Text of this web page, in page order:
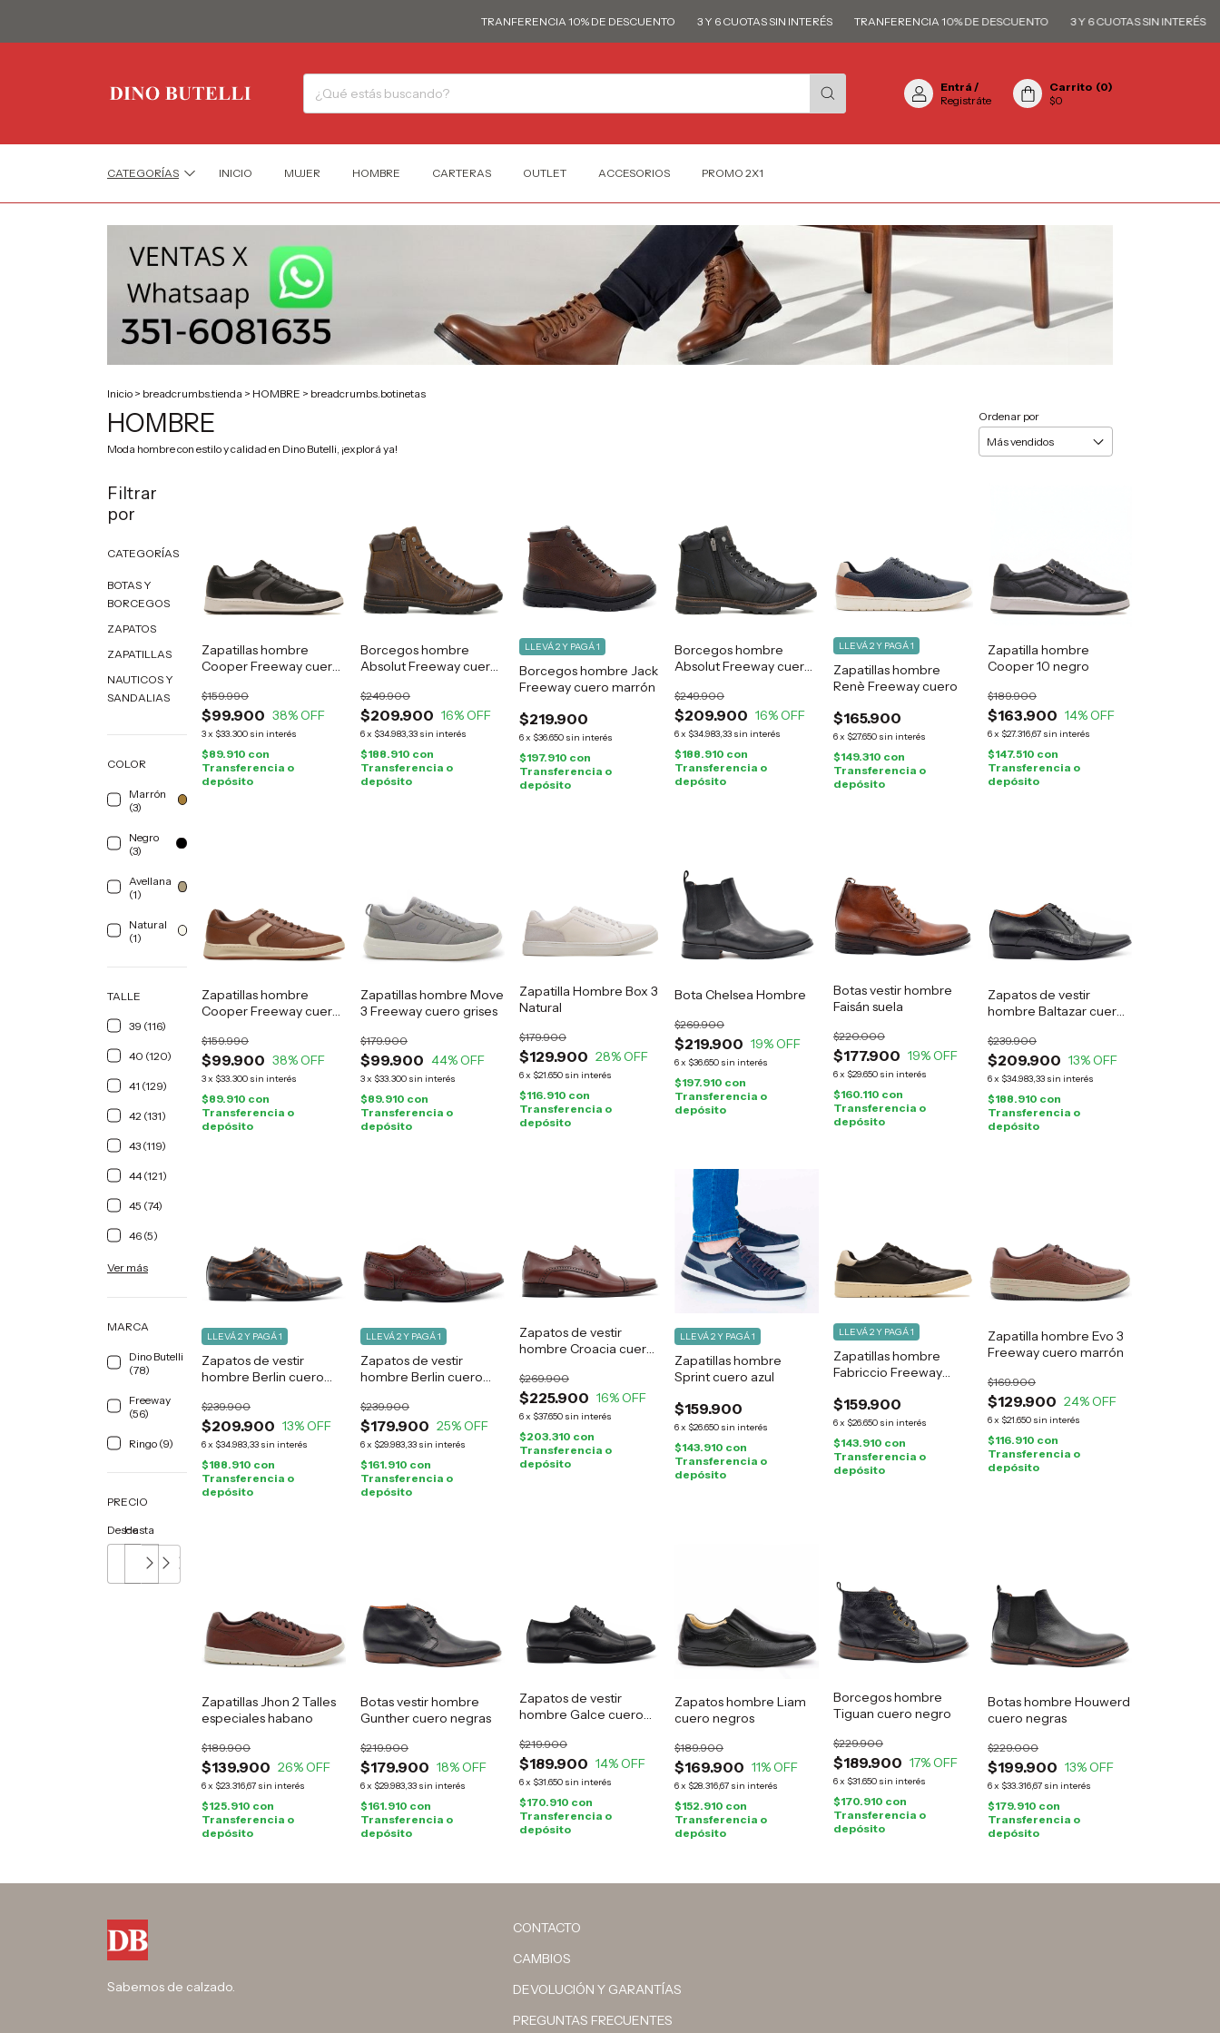
TRANFERENCIA 10% DE DESCUENTO 3 Y 6 CUOTAS SIN INTERÉS TRANFERENCIA 10% DE DESCUENTO 3 Y 6 CUOTAS SIN INTERÉS
Entrá /
Registráte
Carrito (0)
$0
CATEGORÍAS INICIO MUJER HOMBRE CARTERAS OUTLET ACCESORIOS PROMO 2X1
Inicio > breadcrumbs.tienda > HOMBRE > breadcrumbs.botinetas
HOMBRE
Moda hombre con estilo y calidad en Dino Butelli, ¡explorá ya!
Ordenar por
Filtrar
por
CATEGORÍAS
BOTAS Y
BORCEGOS
ZAPATOS
ZAPATILLAS
NAUTICOS Y
SANDALIAS
COLOR
Marrón
(3)
Negro
(3)
Avellana
(1)
Natural
(1)
TALLE
39 (116)
40 (120)
41 (129)
42 (131)
43 (119)
44 (121)
45 (74)
46 (5)
Ver más
MARCA
Dino Butelli
(78)
Freeway
(56)
Ringo (9)
PRECIO
DesdeHasta
Zapatillas hombre
Cooper Freeway cuero
$99.900
$159.990
38% OFF
3x $33.300 sin interés
$89.910 con
Transferencia o
depósito
Borcegos hombre
Absolut Freeway cuero
$209.900
$249.900
16% OFF
6x $34.983,33 sin interés
$188.910 con
Transferencia o
depósito
Borcegos hombre Jack
Freeway cuero marrón
$219.900
6x $36.650 sin interés
LLEVÁ 2 Y PAGÁ 1
$197.910 con
Transferencia o
depósito
Borcegos hombre
Absolut Freeway cuero
$209.900
$249.900
16% OFF
6x $34.983,33 sin interés
$188.910 con
Transferencia o
depósito
Zapatillas hombre
Renè Freeway cuero
$165.900
6x $27.650 sin interés
LLEVÁ 2 Y PAGÁ 1
$149.310 con
Transferencia o
depósito
Zapatilla hombre
Cooper 10 negro
$163.900
$189.900
14% OFF
6x $27.316,67 sin interés
$147.510 con
Transferencia o
depósito
Zapatillas hombre
Cooper Freeway cuero
$99.900
$159.990
38% OFF
3x $33.300 sin interés
$89.910 con
Transferencia o
depósito
Zapatillas hombre Move
3 Freeway cuero grises
$99.900
$179.900
44% OFF
3x $33.300 sin interés
$89.910 con
Transferencia o
depósito
Zapatilla Hombre Box 3
Natural
$129.900
$179.900
28% OFF
6x $21.650 sin interés
$116.910 con
Transferencia o
depósito
Bota Chelsea Hombre
$219.900
$269.900
19% OFF
6x $36.650 sin interés
$197.910 con
Transferencia o
depósito
Botas vestir hombre
Faisán suela
$177.900
$220.000
19% OFF
6x $29.650 sin interés
$160.110 con
Transferencia o
depósito
Zapatos de vestir
hombre Baltazar cuero
$209.900
$239.900
13% OFF
6x $34.983,33 sin interés
$188.910 con
Transferencia o
depósito
Zapatos de vestir
hombre Berlin cuero
$209.900
$239.900
13% OFF
6x $34.983,33 sin interés
LLEVÁ 2 Y PAGÁ 1
$188.910 con
Transferencia o
depósito
Zapatos de vestir
hombre Berlin cuero
$179.900
$239.900
25% OFF
6x $29.983,33 sin interés
LLEVÁ 2 Y PAGÁ 1
$161.910 con
Transferencia o
depósito
Zapatos de vestir
hombre Croacia cuero
$225.900
$269.900
16% OFF
6x $37.650 sin interés
$203.310 con
Transferencia o
depósito
Zapatillas hombre
Sprint cuero azul
$159.900
6x $26.650 sin interés
LLEVÁ 2 Y PAGÁ 1
$143.910 con
Transferencia o
depósito
Zapatillas hombre
Fabriccio Freeway
$159.900
6x $26.650 sin interés
LLEVÁ 2 Y PAGÁ 1
$143.910 con
Transferencia o
depósito
Zapatilla hombre Evo 3
Freeway cuero marrón
$129.900
$169.900
24% OFF
6x $21.650 sin interés
$116.910 con
Transferencia o
depósito
Zapatillas Jhon 2 Talles
especiales habano
$139.900
$189.900
26% OFF
6x $23.316,67 sin interés
$125.910 con
Transferencia o
depósito
Botas vestir hombre
Gunther cuero negras
$179.900
$219.900
18% OFF
6x $29.983,33 sin interés
$161.910 con
Transferencia o
depósito
Zapatos de vestir
hombre Galce cuero
$189.900
$219.900
14% OFF
6x $31.650 sin interés
$170.910 con
Transferencia o
depósito
Zapatos hombre Liam
cuero negros
$169.900
$189.900
11% OFF
6x $28.316,67 sin interés
$152.910 con
Transferencia o
depósito
Borcegos hombre
Tiguan cuero negro
$189.900
$229.900
17% OFF
6x $31.650 sin interés
$170.910 con
Transferencia o
depósito
Botas hombre Houwerd
cuero negras
$199.900
$229.000
13% OFF
6x $33.316,67 sin interés
$179.910 con
Transferencia o
depósito
Sabemos de calzado.
CONTACTO
CAMBIOS
DEVOLUCIÓN Y GARANTÍAS
PREGUNTAS FRECUENTES